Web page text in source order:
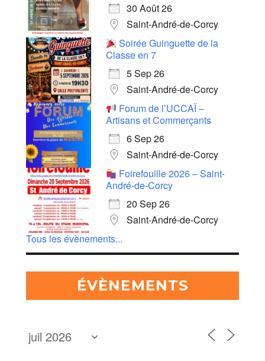
30 Août 26
Saint-André-de-Corcy
Soirée Guinguette de la
Classe en 7
5 Sep 26
Saint-André-de-Corcy
Forum de l’UCCAÏ –
Artisans et Commerçants
6 Sep 26
Saint-André-de-Corcy
Foirefouille 2026 – Saint-
André-de-Corcy
20 Sep 26
Saint-André-de-Corcy
Tous les évènements...
ÉVÈNEMENTS